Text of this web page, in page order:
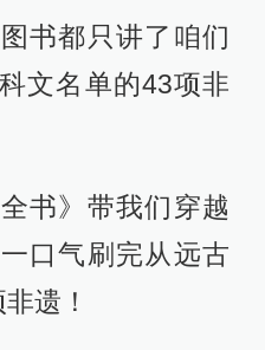
历史、文化、美
对每项非遗进行